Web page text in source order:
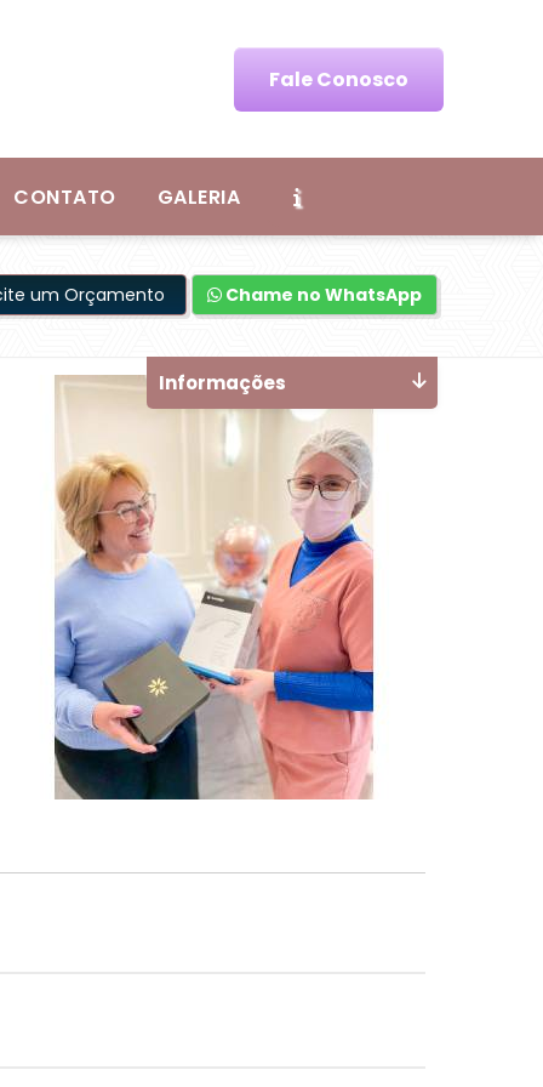
Fale Conosco
CONTATO GALERIA
um Orçamento Chame no WhatsApp
Informações